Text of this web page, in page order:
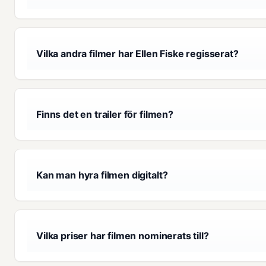
Vilka andra filmer har Ellen Fiske regisserat?
Finns det en trailer för filmen?
Kan man hyra filmen digitalt?
Vilka priser har filmen nominerats till?